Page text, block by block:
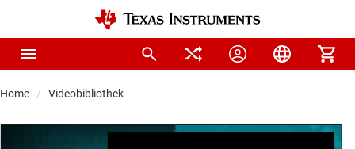
Home Videobibliothek